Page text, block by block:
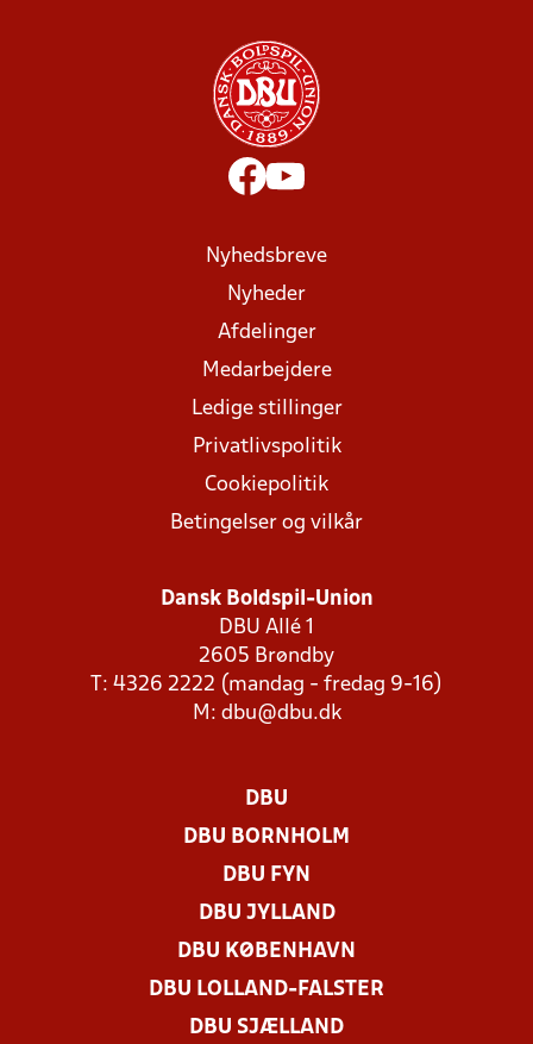
Nyhedsbreve
Nyheder
Afdelinger
Medarbejdere
Ledige stillinger
Privatlivspolitik
Cookiepolitik
Betingelser og vilkår
Dansk Boldspil-Union
DBU Allé 1
2605 Brøndby
T: 4326 2222 (mandag - fredag 9-16)
M: dbu@dbu.dk
DBU
DBU BORNHOLM
DBU FYN
DBU JYLLAND
DBU KØBENHAVN
DBU LOLLAND-FALSTER
DBU SJÆLLAND